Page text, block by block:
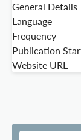
General Details
Language
Frequency
Publication
Website URL